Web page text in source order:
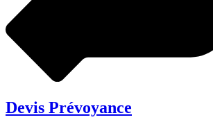
Devis Prévoyance